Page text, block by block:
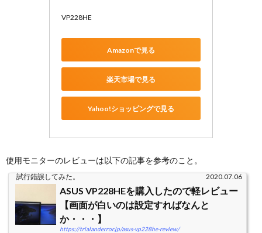
VP228HE
Amazonで見る
楽天市場で見る
Yahoo!ショッピングで見る
使用モニターのレビューは以下の記事を参考のこと。
試行錯誤してみた。 2020.07.06
ASUS VP228HEを購入したので軽レビュー
【画面が白いのは設定すればなんと
か・・・】
https://trialanderror.jp/asus-vp228he-review/